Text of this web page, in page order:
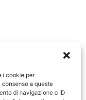
i cookie per
a queste
di navigazione o ID